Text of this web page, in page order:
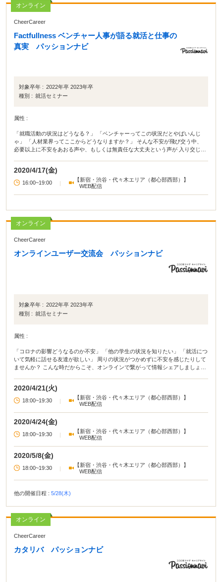
オンライン
CheerCareer
Factfullness ベンチャー人事が語る就活と仕事の
真実 パッションナビ
対象卒年 : 2022年卒 2023年卒
種別 : 就活セミナー
属性 :
「就職活動の状況はどうなる？」 「ベンチャーってこの状況だとやばいんじ
ゃ」 「人材業界ってここからどうなりますか？」 そんな不安が飛び交う中、
必要以上に不安をあおる声や、もしくは無責任な大丈夫という声が 入り交じ
ればと オンラインでもと開催に踏み切りました。 事前に寄せられた質問に答え
ながら、 当日皆さんからいただく質問にも正直にすべて語りつくしますので、
2020/4/17(金)
16:00~19:00 |
【新宿・渋谷・代々木エリア（都心部西部）】
WEB配信
オンライン
CheerCareer
オンラインユーザー交流会 パッションナビ
対象卒年 : 2022年卒 2023年卒
種別 : 就活セミナー
属性 :
「コロナの影響どうなるのか不安」 「他の学生の状況を知りたい」 「就活につ
いて気軽に話せる友達が欲しい」 周りの状況がつかめずに不安を感じたりして
ませんか？ こんな時だからこそ、オンラインで繋がって情報シェアしましょ
2020/4/21(火)
18:00~19:30 |
【新宿・渋谷・代々木エリア（都心部西部）】
WEB配信
2020/4/24(金)
18:00~19:30 |
【新宿・渋谷・代々木エリア（都心部西部）】
WEB配信
2020/5/8(金)
18:00~19:30 |
【新宿・渋谷・代々木エリア（都心部西部）】
WEB配信
他の開催日程 : 5/28(木)
オンライン
CheerCareer
カタリバ パッションナビ